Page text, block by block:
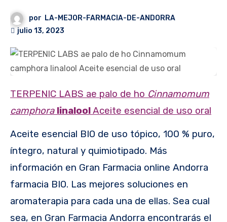
por LA-MEJOR-FARMACIA-DE-ANDORRA
julio 13, 2023
TERPENIC LABS ae palo de ho Cinnamomum
camphora linaloolAceite esencial de uso oral
Aceite esencial BIO de uso tópico, 100 % puro,
íntegro, natural y quimiotipado. Más
información en Gran Farmacia online Andorra
farmacia BIO. Las mejores soluciones en
aromaterapia para cada una de ellas. Sea cual
sea, en Gran Farmacia Andorra encontrarás el